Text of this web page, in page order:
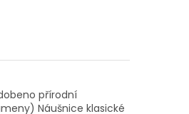
přírodní
Náušnice klasické